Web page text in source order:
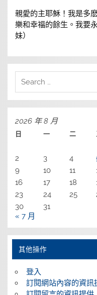
親愛的主耶穌！我是多
樂和幸福的餘生。我要
妹）
2026 年 8 月
日 一 二
2
3 4
9
10 11
16
17 18
23
24 25
30
31
« 7 月
其他操作
登入
訂閱網站內容的資訊